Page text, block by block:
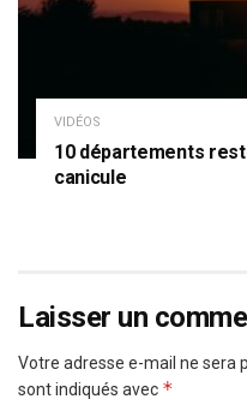
VIDÉOS
10 départements
canicule
Laisser un
Votre adresse e-mail ne sera
sont indiqués avec *